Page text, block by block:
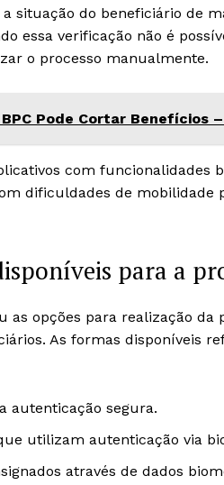
situação do beneficiário de
essa verificação não é
o processo manualmente.
Pode Cortar Benefícios
com funcionalidades
dificuldades de mobilidade
para a
as opções para realização
As formas disponíveis
autenticação segura.
utilizam autenticação via
através de dados